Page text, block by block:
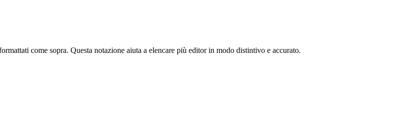
come sopra. Questa notazione aiuta a elencare più editor in modo distintivo e accurato.